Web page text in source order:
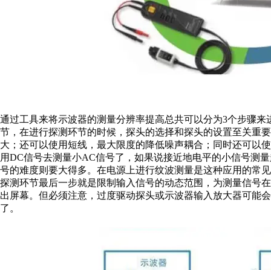
通过工具来将示波器的测量分辨率提高总共可以分为3个步骤
节，在进行探测环节的时候，探头的选择和探头的设置至关重
大；还可以使用短线，最大限度的降低噪声耦合；同时还可以
用DC信号去测量小AC信号了，如果说接近地电平的小信号测
号的难度则要大得多。在电源上进行纹波测量是这种应用的常
探测环节最后一步就是限制输入信号的动态范围，为测量信号
出屏幕。但必须注意，过度驱动探头或示波器输入放大器可能
了。